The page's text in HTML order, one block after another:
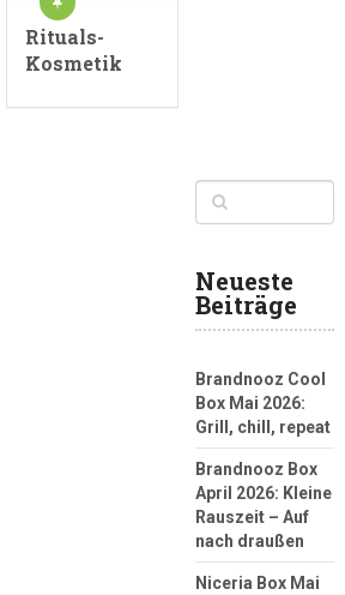
Rituals-
Kosmetik
Neueste
Beiträge
Brandnooz Cool
Box Mai 2026:
Grill, chill, repeat
Brandnooz Box
April 2026: Kleine
Rauszeit – Auf
nach draußen
Niceria Box Mai